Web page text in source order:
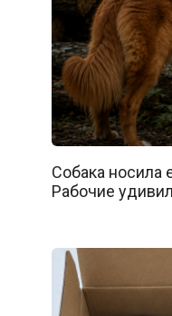
Собака носила
Рабочие